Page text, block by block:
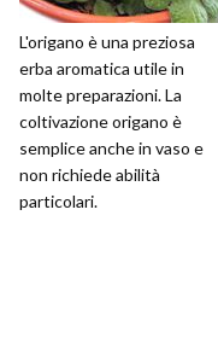
L'origano è una preziosa
erba aromatica utile in
molte preparazioni. La
coltivazione origano è
semplice anche in vaso e
non richiede abilità
particolari.